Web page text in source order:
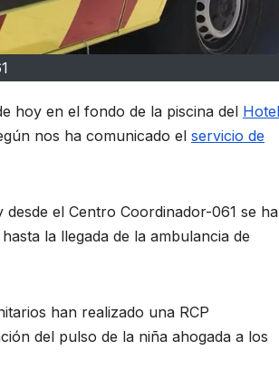
hoy en el fondo de la piscina del Hotel
nos ha comunicado el servicio de
el Centro Coordinador-061 se ha
la llegada de la ambulancia de
han realizado una RCP
del pulso de la niña ahogada a los